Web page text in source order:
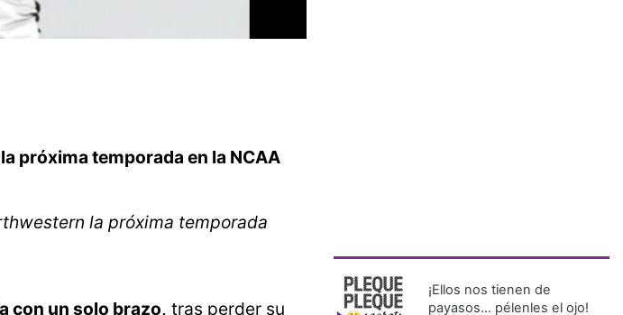
próxima temporada en la NCAA
la próxima temporada
con un solo brazo, tras perder su
¡Ellos nos tienen de
payasos… pélenles el ojo!